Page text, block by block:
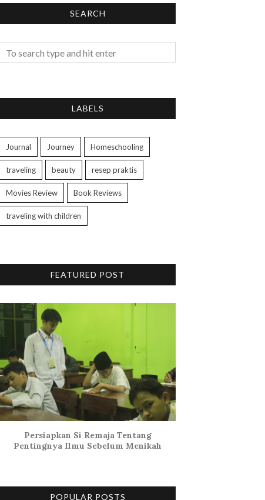
SEARCH
LABELS
Journal Journey Homeschooling
traveling beauty resep praktis
Movies Review Book Reviews
traveling with children
FEATURED POST
Persiapkan Si Remaja Tentang
Pentingnya Ilmu Sebelum Menikah
POPULAR POSTS